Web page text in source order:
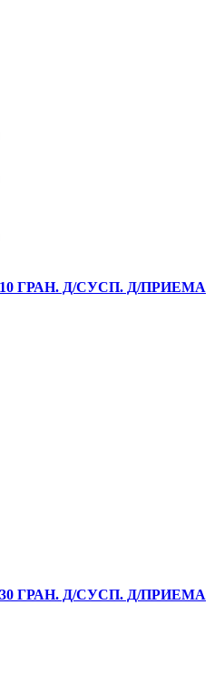
ГРАН. Д/СУСП. Д/ПРИЕМА
ГРАН. Д/СУСП. Д/ПРИЕМА